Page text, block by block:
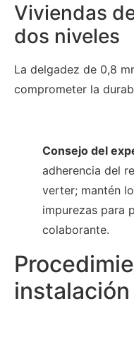
Viviendas
dos niveles
La delgadez de 0,8
comprometer la
Consejo del
adherencia del
verter; mantén
impurezas para
colaborante.
instalación